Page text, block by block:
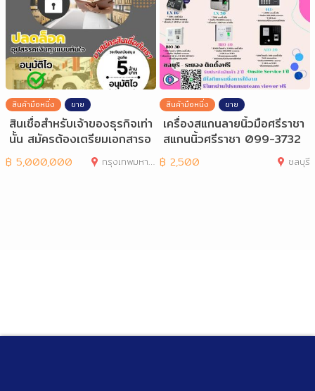
สินค้ามือหนึ่ง ขาย
สินเชื่อสำหรับเจ้าของธุรกิจเท่า
นั้น สมัครต้องเตรียมเอกสารอ
ะ
฿ 5,000,000 กรุงเทพมหานคร
สินค้ามือหนึ่ง ขาย
เครื่องสแกนลายนิ้วมือศรีราชา
สแกนนิ้วศรีราชา 099-3732
032
฿ 2,500 ชลบุรี